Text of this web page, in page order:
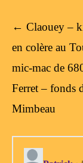
Post navigation
← Claouey –
en colère au
mic-mac de
Ferret – fonds
Mimbeau